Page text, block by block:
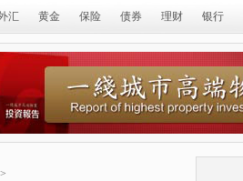
汇 黄金 保险 债券 理财 银行
>